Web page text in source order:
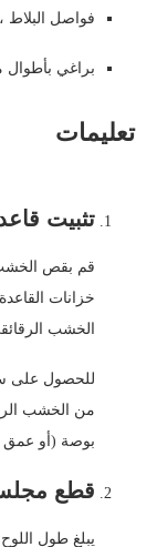
فواصل البلاط ، 1/16 بوصة
براغي بأطوال
تعليمات
تثبيت
خزانات
الخشب
بوصة (أو عمق
قطع